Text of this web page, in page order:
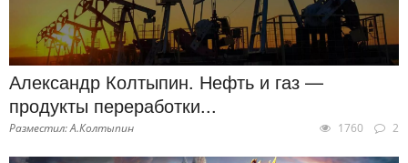
Александр Колтыпин. Нефть и газ —
продукты переработки...
Разместил: А.Колтыпин 1760 2